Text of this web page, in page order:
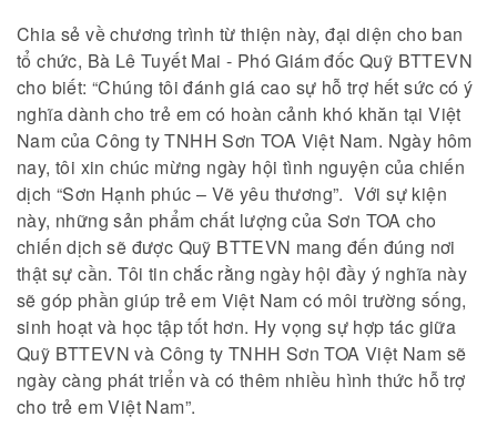
Chia sẻ về chương trình từ thiện này, đại diện cho ban
tổ chức, Bà Lê Tuyết Mai - Phó Giám đốc Quỹ BTTEVN
cho biết: “Chúng tôi đánh giá cao sự hỗ trợ hết sức có ý
nghĩa dành cho trẻ em có hoàn cảnh khó khăn tại Việt
Nam của Công ty TNHH Sơn TOA Việt Nam. Ngày hôm
nay, tôi xin chúc mừng ngày hội tình nguyện của chiến
dịch “Sơn Hạnh phúc – Vẽ yêu thương”. Với sự kiện
này, những sản phẩm chất lượng của Sơn TOA cho
chiến dịch sẽ được Quỹ BTTEVN mang đến đúng nơi
thật sự cần. Tôi tin chắc rằng ngày hội đầy ý nghĩa này
sẽ góp phần giúp trẻ em Việt Nam có môi trường sống,
sinh hoạt và học tập tốt hơn. Hy vọng sự hợp tác giữa
Quỹ BTTEVN và Công ty TNHH Sơn TOA Việt Nam sẽ
ngày càng phát triển và có thêm nhiều hình thức hỗ trợ
cho trẻ em Việt Nam”.